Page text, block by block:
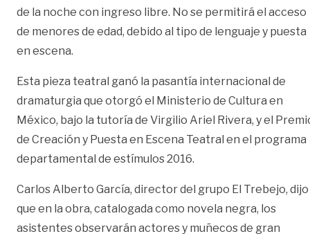
de la noche con ingreso libre. No se permitirá el acceso
de menores de edad, debido al tipo de lenguaje y puesta
en escena.
Esta pieza teatral ganó la pasantía internacional de
dramaturgia que otorgó el Ministerio de Cultura en
México, bajo la tutoría de Virgilio Ariel Rivera, y el
de Creación y Puesta en Escena Teatral en el programa
departamental de estímulos 2016.
Carlos Alberto García, director del grupo El Trebejo, dijo
que en la obra, catalogada como novela negra, los
asistentes observarán actores y muñecos de gran